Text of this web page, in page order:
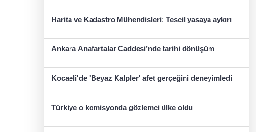
Harita ve Kadastro Mühendisleri: Tescil yasaya aykırı
Ankara Anafartalar Caddesi’nde tarihi dönüşüm
Kocaeli'de 'Beyaz Kalpler' afet gerçeğini deneyimledi
Türkiye o komisyonda gözlemci ülke oldu